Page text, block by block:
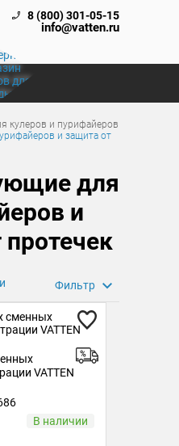
8 (800) 301-05-15
info@vatten.ru
кулеров и пурифайеров
и защита от
для
и
Фильтр
VATTEN
В наличии